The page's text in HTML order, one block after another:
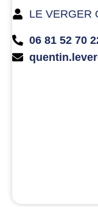
LE VERGER
06 81 52 70